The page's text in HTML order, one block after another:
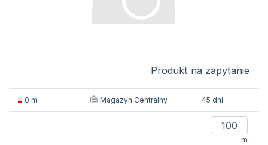
Produkt na zapytanie
0 m Magazyn Centralny 45 dni
m